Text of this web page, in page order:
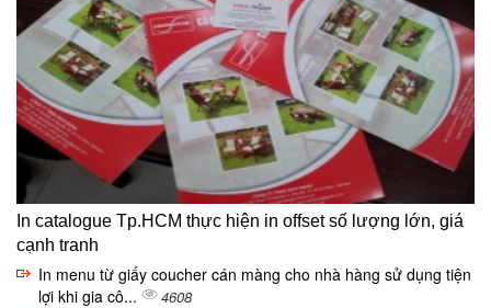
In catalogue Tp.HCM thực hiện in offset số lượng lớn, giá
cạnh tranh
In menu từ giấy coucher cán màng cho nhà hàng sử dụng tiện
lợi khi gia cô...
4608